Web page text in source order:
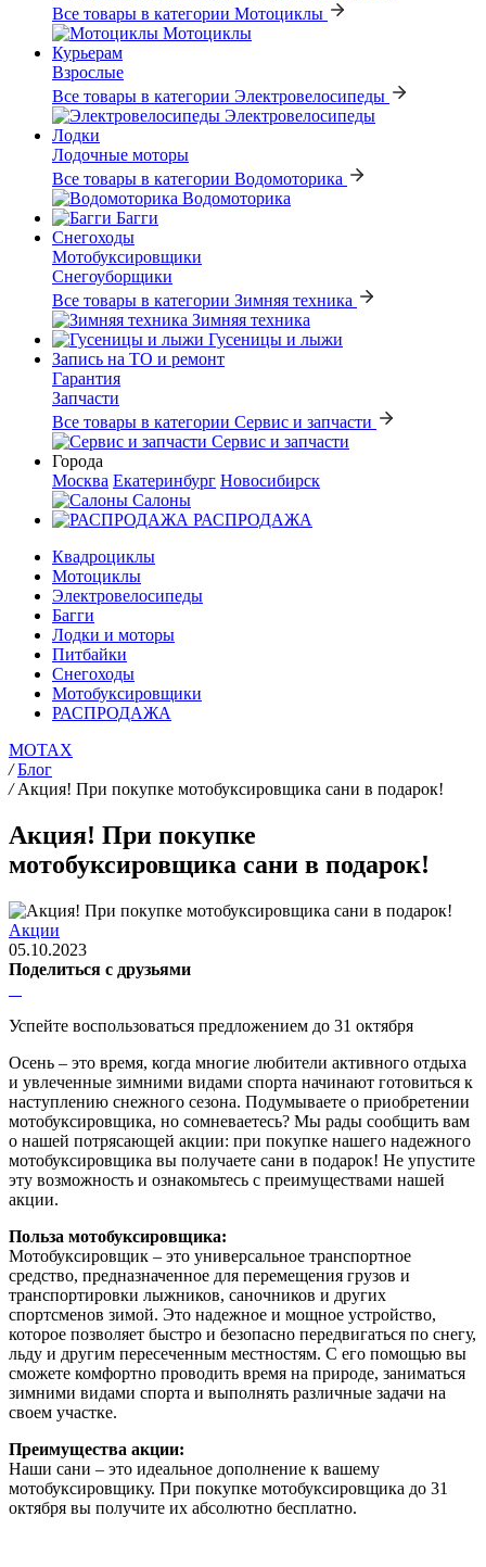
Все товары в категории Мотоциклы
Мотоциклы
Курьерам
Взрослые
Все товары в категории Электровелосипеды
Электровелосипеды
Лодки
Лодочные моторы
Все товары в категории Водомоторика
Водомоторика
Багги
Снегоходы
Мотобуксировщики
Снегоуборщики
Все товары в категории Зимняя техника
Зимняя техника
Гусеницы и лыжи
Запись на ТО и ремонт
Гарантия
Запчасти
Все товары в категории Сервис и запчасти
Сервис и запчасти
Города
Москва Екатеринбург Новосибирск
Салоны
РАСПРОДАЖА
Квадроциклы
Мотоциклы
Электровелосипеды
Багги
Лодки и моторы
Питбайки
Снегоходы
Мотобуксировщики
РАСПРОДАЖА
MOTAX
/ Блог
/ Акция! При покупке мотобуксировщика сани в подарок!
Акция! При покупке
мотобуксировщика сани в подарок!
Акции
05.10.2023
Поделиться с друзьями
Успейте воспользоваться предложением до 31 октября
Осень – это время, когда многие любители активного отдыха
и увлеченные зимними видами спорта начинают готовиться к
наступлению снежного сезона. Подумываете о приобретении
мотобуксировщика, но сомневаетесь? Мы рады сообщить вам
о нашей потрясающей акции: при покупке нашего надежного
мотобуксировщика вы получаете сани в подарок! Не упустите
эту возможность и ознакомьтесь с преимуществами нашей
акции.
Польза мотобуксировщика:
Мотобуксировщик – это универсальное транспортное
средство, предназначенное для перемещения грузов и
транспортировки лыжников, саночников и других
спортсменов зимой. Это надежное и мощное устройство,
которое позволяет быстро и безопасно передвигаться по снегу,
льду и другим пересеченным местностям. С его помощью вы
сможете комфортно проводить время на природе, заниматься
зимними видами спорта и выполнять различные задачи на
своем участке.
Преимущества акции:
Наши сани – это идеальное дополнение к вашему
мотобуксировщику. При покупке мотобуксировщика до 31
октября вы получите их абсолютно бесплатно.